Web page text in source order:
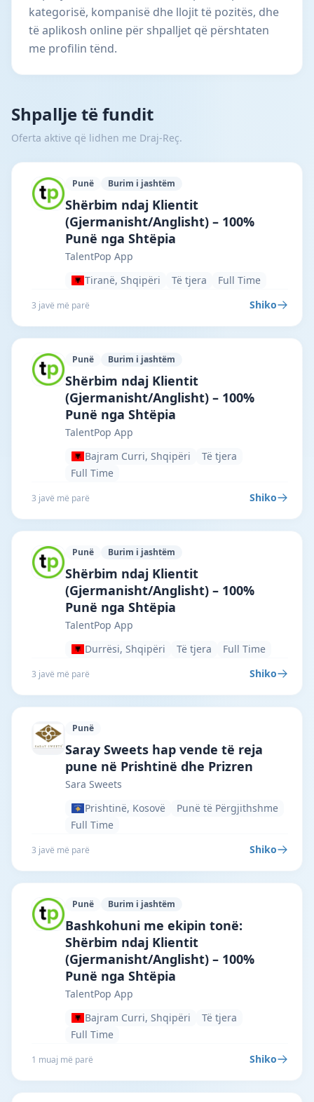
kategorisë, kompanisë dhe llojit të pozitës, dhe
të aplikosh online për shpalljet që përshtaten
me profilin tënd.
Shpallje të fundit
Oferta aktive që lidhen me Draj-Reç.
Punë Burim i jashtëm
TalentPop App · Tiranë · #7292 —
Shërbim ndaj Klientit
(Gjermanisht/Anglisht) – 100%
Punë nga Shtëpia
TalentPop App
Tiranë, Shqipëri
Të tjera Full Time
3 javë më parë Shiko
Punë Burim i jashtëm
TalentPop App · Bajram Curri · #7290 —
Shërbim ndaj Klientit
(Gjermanisht/Anglisht) – 100%
Punë nga Shtëpia
TalentPop App
Bajram Curri, Shqipëri
Të tjera
Full Time
3 javë më parë Shiko
Punë Burim i jashtëm
TalentPop App · Durrësi · #7289 —
Shërbim ndaj Klientit
(Gjermanisht/Anglisht) – 100%
Punë nga Shtëpia
TalentPop App
Durrësi, Shqipëri
Të tjera Full Time
3 javë më parë Shiko
Punë
Sara Sweets · Prishtinë · #7255 —
Saray Sweets hap vende të reja
pune në Prishtinë dhe Prizren
Sara Sweets
Prishtinë, Kosovë
Punë të Përgjithshme
Full Time
3 javë më parë Shiko
Punë Burim i jashtëm
TalentPop App · Bajram Curri · #6998 —
Bashkohuni me ekipin tonë:
Shërbim ndaj Klientit
(Gjermanisht/Anglisht) – 100%
Punë nga Shtëpia
TalentPop App
Bajram Curri, Shqipëri
Të tjera
Full Time
1 muaj më parë Shiko